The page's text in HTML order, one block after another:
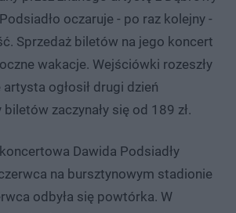
oczaruje - po raz kolejny -
Sprzedaż biletów na jego koncert
wakacje. Wejściówki rozeszły
ogłosił drugi dzień
zaczynały się od 189 zł.
Dawida Podsiadły
na bursztynowym stadionie
odbyła się powtórka. W